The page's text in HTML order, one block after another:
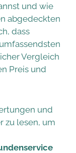
und wie
abgedeckten
dass
Vergleich
Preis und
und
zu lesen, um